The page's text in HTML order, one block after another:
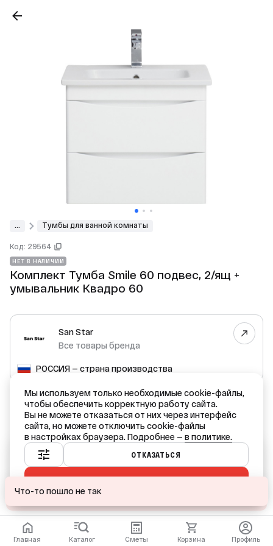
Тумбы для ванной комнаты
Код: 29564
НЕТ В НАЛИЧИИ
Комплект Тумба Smile 60 подвес, 2/ящ +
умывальник Квадро 60
San Star
Все товары бренда
РОССИЯ — страна производства
ПОДОБРАТЬ АНАЛОГ
Ваш город — Краснодар?
Мы используем только необходимые cookie-файлы,
чтобы обеспечить корректную работу сайта.
Вы не можете отказаться от них через интерфейс
сайта, но можете отключить cookie-файлы
в настройках браузера. Подробнее — в политике.
ОТКАЗАТЬСЯ
ПРИНЯТЬ ВСЕ
Что-то пошло не так
Главная Каталог Сметы Корзина Профиль